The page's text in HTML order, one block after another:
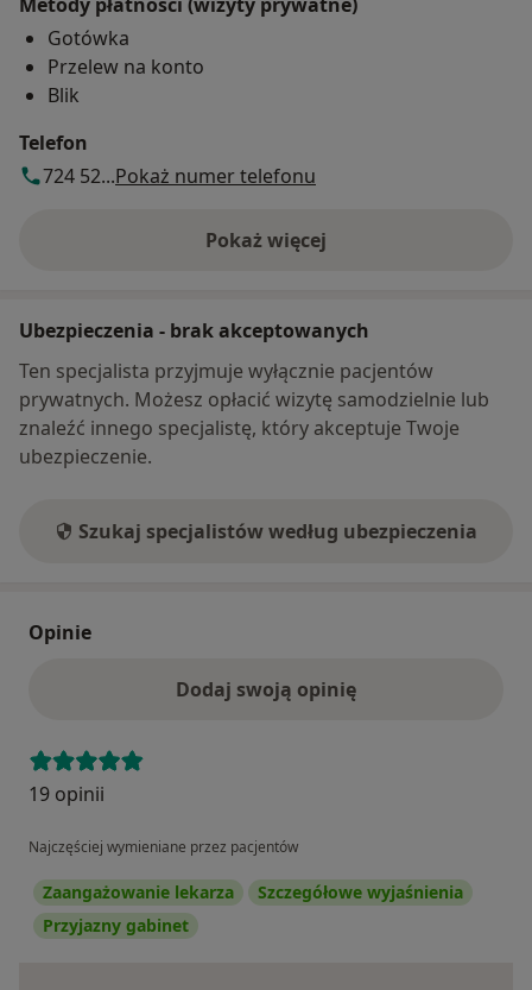
Gotówka
Przelew na konto
Blik
Telefon
724 52...Pokaż numer telefonu
Pokaż więcej
o adresie
Ubezpieczenia - brak akceptowanych
Ten specjalista przyjmuje wyłącznie pacjentów
prywatnych. Możesz opłacić wizytę samodzielnie lub
znaleźć innego specjalistę, który akceptuje Twoje
ubezpieczenie.
Szukaj specjalistów według ubezpieczenia
Opinie
Dodaj swoją opinię
19 opinii
Najczęściej wymieniane przez pacjentów
Zaangażowanie lekarza
Szczegółowe wyjaśnienia
Przyjazny gabinet